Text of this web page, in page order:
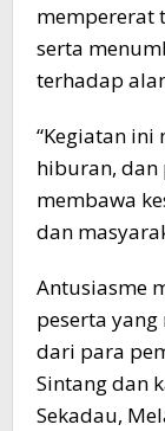
mempererat
serta
terhadap
“Kegiatan
hiburan, dan
membawa
dan
Antusiasme
peserta
dari para
Sintang dan
Sekadau,